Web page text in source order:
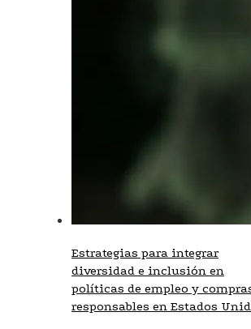
Estrategias para integrar
diversidad e inclusión en
políticas de empleo y
responsables en Estados